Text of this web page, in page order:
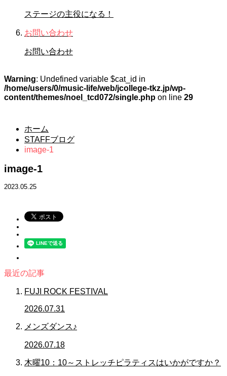
ステージの主役になる！
お問い合わせ
お問い合わせ
Warning: Undefined variable $cat_id in
/home/users/0/music-life/web/jcollege-tkz.jp/wp-
content/themes/noel_tcd072/single.php on line 29
ホーム
STAFFブログ
image-1
image-1
2023.05.25
最近の記事
FUJI ROCK FESTIVAL
2026.07.31
メンズダンス♪
2026.07.18
木曜10：10～ストレッチピラティスはいかがですか？